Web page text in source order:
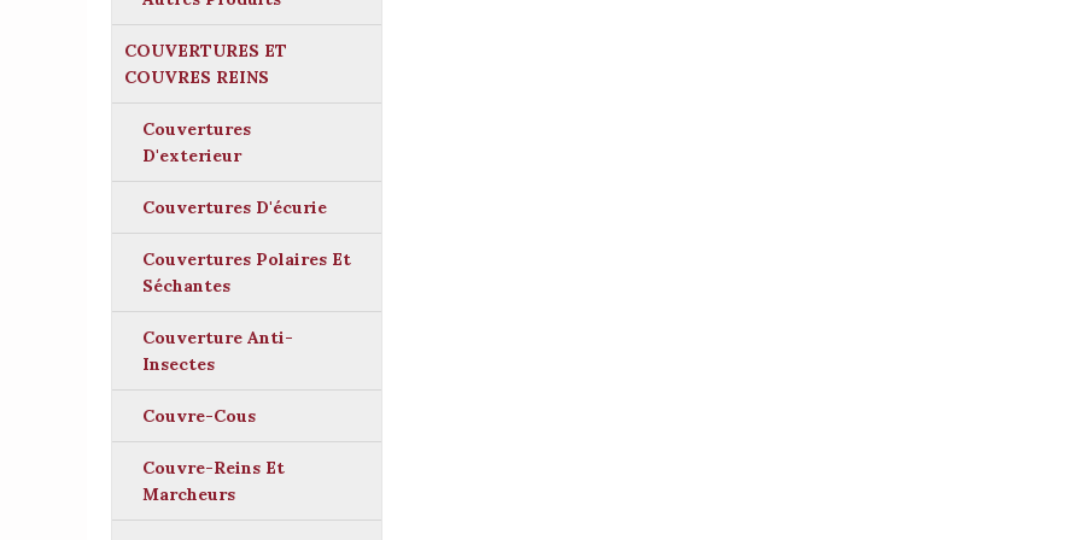
COUVERTURES ET
COUVRES REINS
Couvertures
D'exterieur
Couvertures D'écurie
Couvertures Polaires Et
Séchantes
Couverture Anti-
Insectes
Couvre-Cous
Couvre-Reins Et
Marcheurs